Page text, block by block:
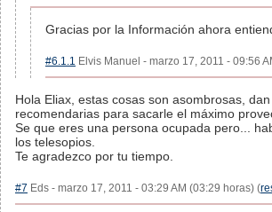
Gracias por la Información ahora
#6.1.1 Elvis Manuel - marzo 17, 2011 - 09:56
Hola Eliax, estas cosas son asombrosas,
recomendarias para sacarle el máximo
Se que eres una persona ocupada pero...
los telesopios.
Te agradezco por tu tiempo.
#7 Eds - marzo 17, 2011 - 03:29 AM (03:29 horas) (